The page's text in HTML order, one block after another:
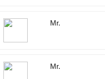
Mr.
Mr.